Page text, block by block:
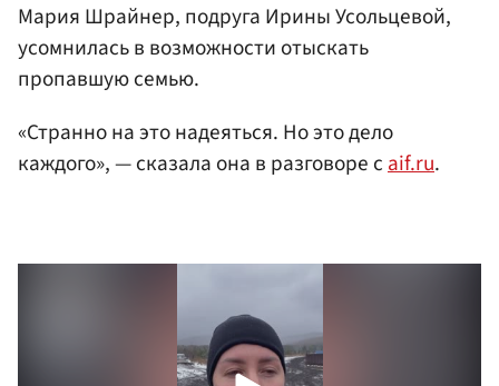
Мария Шрайнер, подруга Ирины Усольцевой,
усомнилась в возможности отыскать
пропавшую семью.
«Странно на это надеяться. Но это дело
каждого», — сказала она в разговоре сaif.ru.